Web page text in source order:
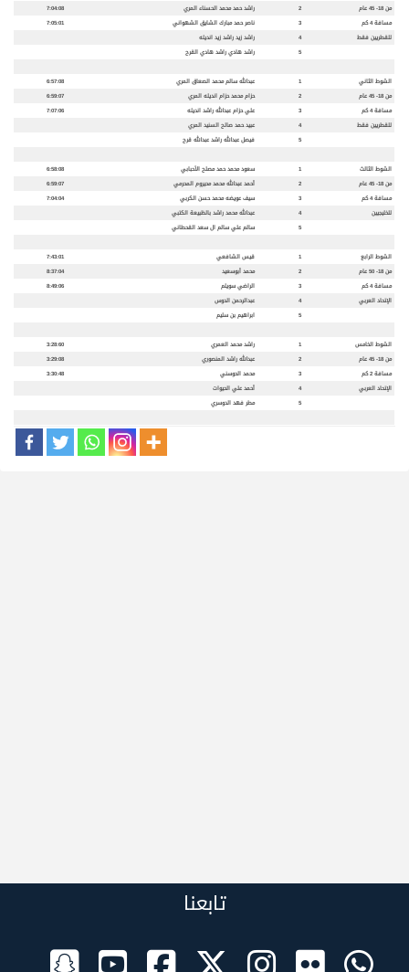
من18- 45 عام 2 راشد حمد محمد الحسناء المري
7:04:08
مسافة4كم 3 ناصر حمد مبارك الشايق الشهواني
7:05:01
للقطريين فقط
4
راشد زيد راشد زيد انديله
5
راشد هادي راشد هادي القرح
الشوط الثاني 1 عبدالله سالم محمد الصعاق المري
6:57:08
من18- 45 عام 2 حزام محمد حزام انديله المري
6:59:07
مسافة4كم 3 علي حزام عبدالله راشد انديله
7:07:06
للقطريين فقط
4
عبيد حمد صالح السنيد المري
5
فيصل عبدالله راشد عبدالله قرح
الشوط الثالث 1 سعود محمد حمد مصلح الأحبابي
6:58:08
من18- 45 عام 2 أحمد عبدالله محمد محيروم المحرمي
6:59:07
مسافة4كم 3 سيف عويضه محمد حسن الكربي
7:04:04
للخليجيين
4
عبدالله محمد راشد بالظبيعة الكتبي
5
سالم علي سالم ال سعد القحطاني
الشوط الرابع 1 قيس الشافعي
7:43:01
من18- 50 عام 2 محمد أبوسعيد
8:37:04
مسافة4كم 3 الراضي سويلم
8:49:06
الإتحاد العربي
4
عبدالرحمن الدوس
5
ابراهيم بن سليم
الشوط الخامس 1 راشد محمد العمري
3:28:60
من18- 45 عام 2 عبدالله راشد المنصوري
3:29:08
مسافة2كم 3 محمد الحوسني
3:30:48
الإتحاد العربي
4
أحمد علي الحيوات
5
مطر فهد الدوسري
تابعنا